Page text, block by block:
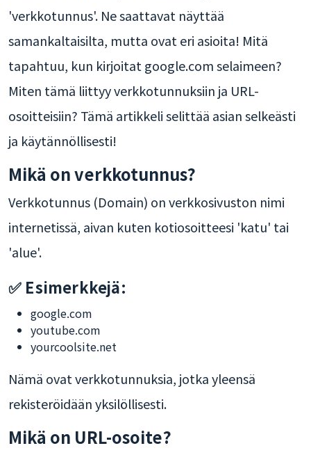
'verkkotunnus'. Ne saattavat näyttää
samankaltaisilta, mutta ovat eri asioita! Mitä
tapahtuu, kun kirjoitat google.com selaimeen?
Miten tämä liittyy verkkotunnuksiin ja URL-
osoitteisiin? Tämä artikkeli selittää asian selkeästi
ja käytännöllisesti!
Mikä on verkkotunnus?
Verkkotunnus (Domain) on verkkosivuston nimi
internetissä, aivan kuten kotiosoitteesi 'katu' tai
'alue'.
✅ Esimerkkejä:
google.com
youtube.com
yourcoolsite.net
Nämä ovat verkkotunnuksia, jotka yleensä
rekisteröidään yksilöllisesti.
Mikä on URL-osoite?